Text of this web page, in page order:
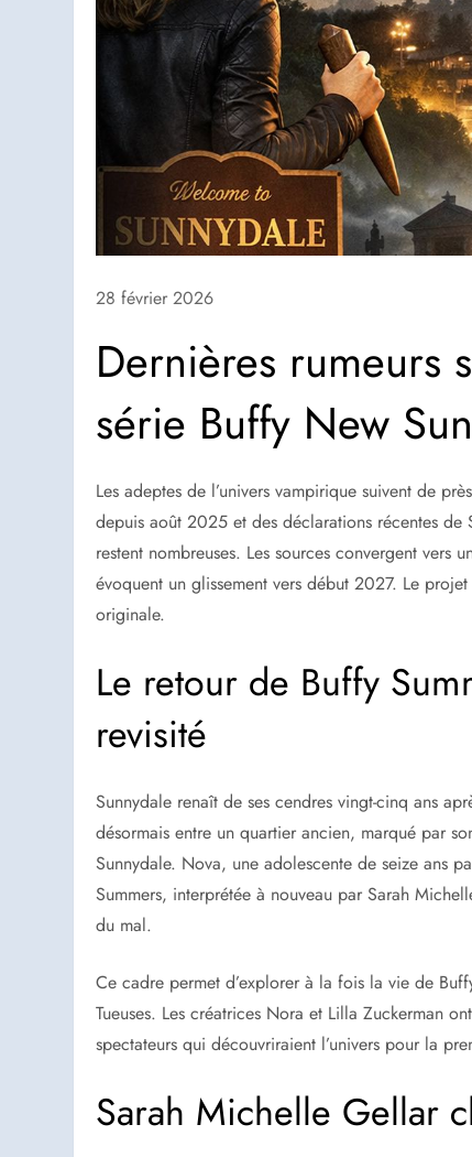
28 février 2026
Dernières rumeurs
série Buffy New
Les adeptes de l’univers vampirique suivent de
depuis août 2025 et des déclarations récentes
restent nombreuses. Les sources convergent
évoquent un glissement vers début 2027. Le
originale.
Le retour de Buffy
revisité
Sunnydale renaît de ses cendres vingt-cinq ans
désormais entre un quartier ancien, marqué par
Sunnydale. Nova, une adolescente de seize ans
Summers, interprétée à nouveau par Sarah
du mal.
Ce cadre permet d’explorer à la fois la vie de
Tueuses. Les créatrices Nora et Lilla Zuckerman
spectateurs qui découvriraient l’univers pour la
Sarah Michelle Gellar